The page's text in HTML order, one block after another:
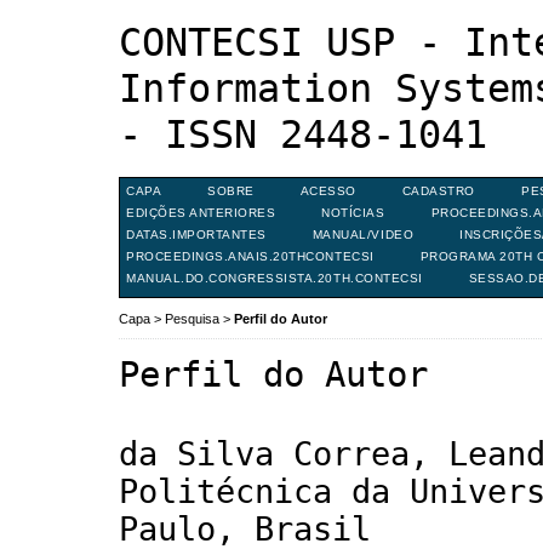
CONTECSI USP -
Information
- ISSN 2448-1041
CAPA SOBRE ACESSO CADASTRO
EDIÇÕES ANTERIORES
NOTÍCIAS
DATAS.IMPORTANTES
MANUAL/VIDEO
PROCEEDINGS.ANAIS.20THCONTECSI
PROGRAMA 20TH
MANUAL.DO.CONGRESSISTA.20TH.CONTECSI
Capa > Pesquisa > Perfil do Autor
Perfil do Autor
da Silva Correa,
Politécnica da
Paulo, Brasil